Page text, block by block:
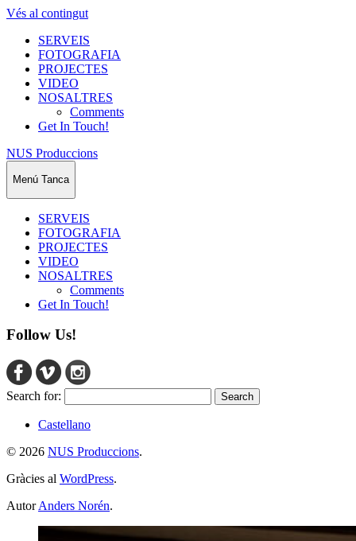
Vés al contingut
SERVEIS
FOTOGRAFIA
PROJECTES
VIDEO
NOSALTRES
Comments
Get In Touch!
NUS Produccions
Menú Tanca
SERVEIS
FOTOGRAFIA
PROJECTES
VIDEO
NOSALTRES
Comments
Get In Touch!
Follow Us!
Search for:
Castellano
© 2026 NUS Produccions.
Gràcies al WordPress.
AutorAnders Norén.